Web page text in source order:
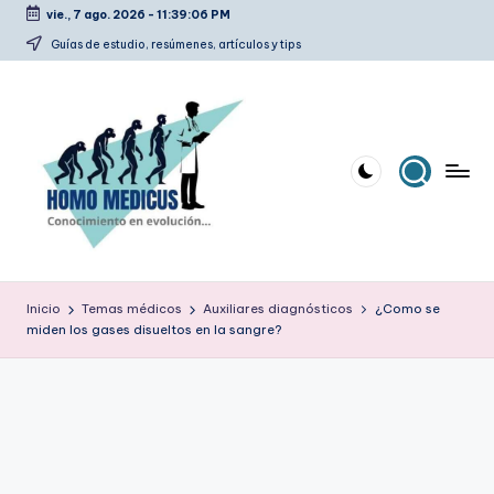
Saltar
vie., 7 ago. 2026 - 11:39:07 PM
Guías de estudio, resúmenes, artículos y tips
o
m
estudio,
Inicio Temas médicos Auxiliares diagnósticos
¿Como se
miden los gases disueltos en la sangre?